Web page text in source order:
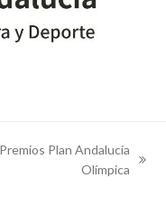
Premios Plan Andalucía
Olímpica